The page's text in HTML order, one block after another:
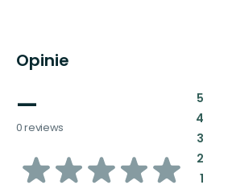
Opinie
—
0 reviews
z
5:
4:
3:
2:
1: